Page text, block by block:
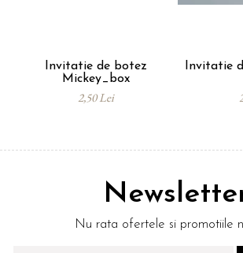
Invitatie de botez
Mickey_box
2,50 Lei
Invitatie
Nu rata ofertele si promotiile